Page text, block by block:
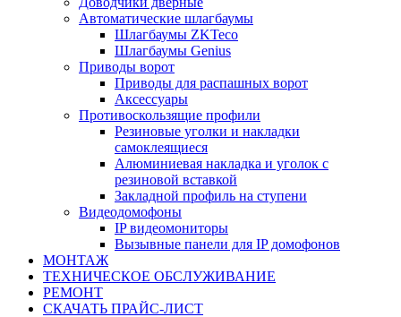
Автоматические шлагбаумы
Шлагбаумы ZKTeco
Шлагбаумы Genius
Приводы ворот
Приводы для распашных ворот
Аксессуары
Противоскользящие профили
Резиновые уголки и накладки
самоклеящиеся
Алюминиевая накладка и уголок с
резиновой вставкой
Закладной профиль на ступени
Видеодомофоны
IP видеомониторы
Вызывные панели для IP домофонов
МОНТАЖ
ТЕХНИЧЕСКОЕ ОБСЛУЖИВАНИЕ
РЕМОНТ
СКАЧАТЬ ПРАЙС-ЛИСТ